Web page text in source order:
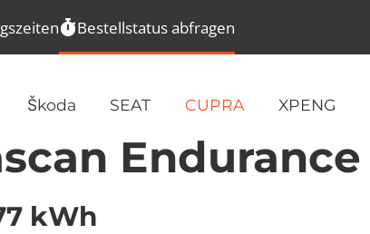
Bestellstatus abfragen
Škoda SEAT CUPRA XPENG
Endurance
kWh